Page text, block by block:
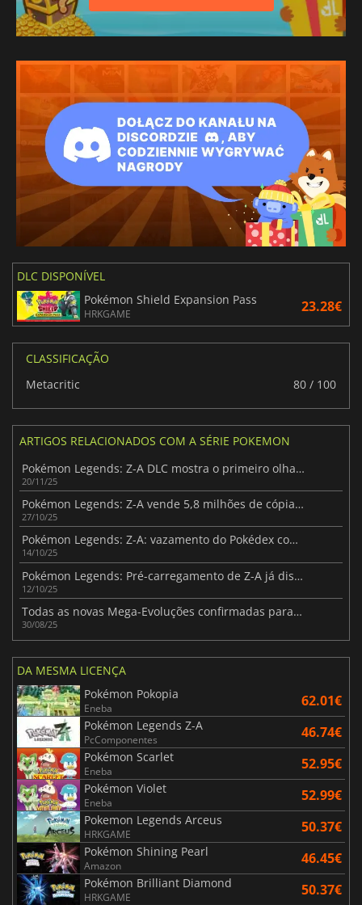
DLC DISPONÍVEL
Pokémon Shield Expansion Pass
HRKGAME 23.28€
CLASSIFICAÇÃO
Metacritic
80 / 100
ARTIGOS RELACIONADOS COM A SÉRIE POKEMON
Pokémon Legends: Z-A DLC mostra o primeiro olhar sobre Mega Zeraora
20/11/25
Pokémon Legends: Z-A vende 5,8 milhões de cópias, Switch 2 lidera metade
27/10/25
Pokémon Legends: Z-A: vazamento do Pokédex completo dias antes do lançamento
14/10/25
Pokémon Legends: Pré-carregamento de Z-A já disponível antes do lançamento
12/10/25
Todas as novas Mega-Evoluções confirmadas para Pokémon Legends: Z-A
30/08/25
DA MESMA LICENÇA
Pokémon Pokopia
Eneba 62.01€
Pokémon Legends Z-A
PcComponentes 46.74€
Pokémon Scarlet
Eneba 52.95€
Pokémon Violet
Eneba 52.99€
Pokemon Legends Arceus
HRKGAME 50.37€
Pokémon Shining Pearl
Amazon 46.45€
Pokémon Brilliant Diamond
HRKGAME 50.37€